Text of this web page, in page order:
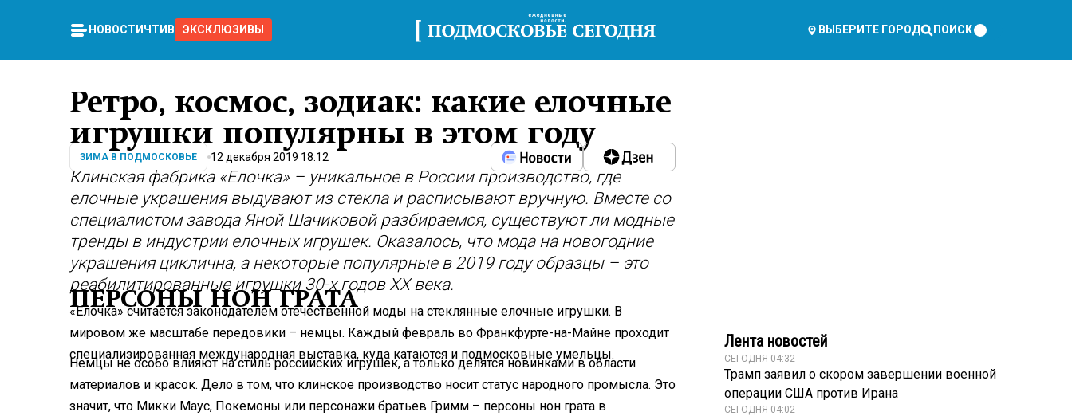
НОВОСТИ ЧТИВО ЭКСКЛЮЗИВЫ ВЫБЕРИТЕ ГОРОД ПОИСК
Ретро, космос, зодиак: какие елочные
игрушки популярны в этом году
ЗИМА В ПОДМОСКОВЬЕ 12 декабря 2019 18:12
Клинская фабрика «Елочка» – уникальное в России производство, где
елочные украшения выдувают из стекла и расписывают вручную. Вместе со
специалистом завода Яной Шачиковой разбираемся, существуют ли модные
тренды в индустрии елочных игрушек. Оказалось, что мода на новогодние
украшения циклична, а некоторые популярные в 2019 году образцы – это
реабилитированные игрушки 30-х годов XX века.
ПЕРСОНЫ НОН ГРАТА
«Елочка» считается законодателем отечественной моды на стеклянные елочные игрушки. В
мировом же масштабе передовики – немцы. Каждый февраль во Франкфурте-на-Майне проходит
специализированная международная выставка, куда катаются и подмосковные умельцы.
Немцы не особо влияют на стиль российских игрушек, а только делятся новинками в области
материалов и красок. Дело в том, что клинское производство носит статус народного промысла. Это
значит, что Микки Маус, Покемоны или персонажи братьев Гримм – персоны нон грата в
Лента новостей
СЕГОДНЯ 04:32
Трамп заявил о скором завершении военной
операции США против Ирана
СЕГОДНЯ 04:02